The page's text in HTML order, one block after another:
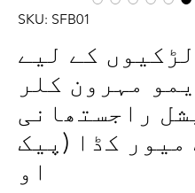
SKU: SFB01
لڑکیوں کے لیے
مہرون کلر
راجستھانی
میور کڈا (پیک
او